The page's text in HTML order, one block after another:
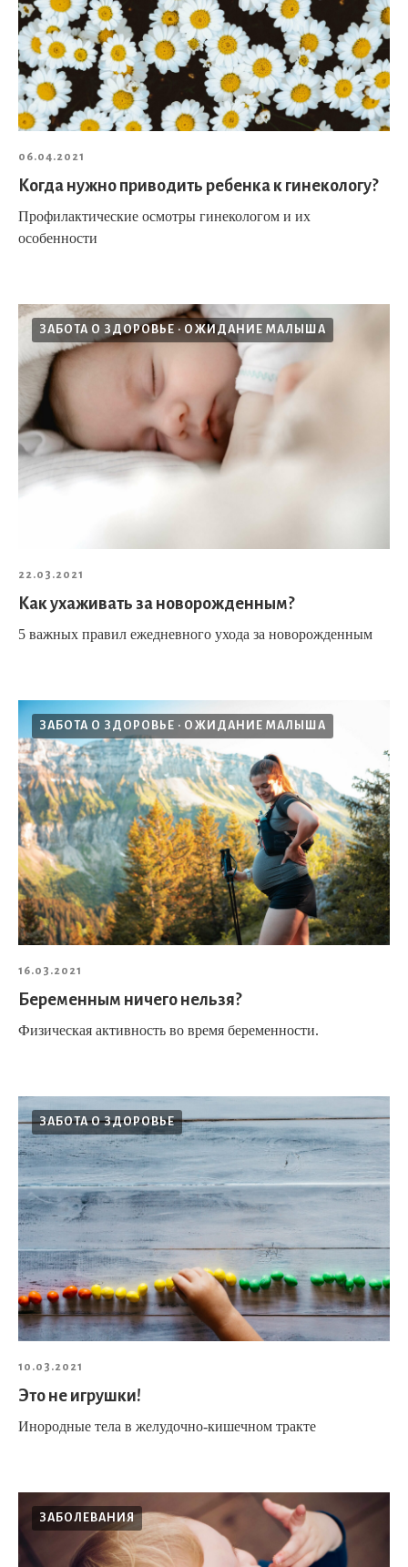
06.04.2021
Когда нужно приводить ребенка к гинекологу?
Профилактические осмотры гинекологом и их
особенности
ЗАБОТА О ЗДОРОВЬЕ ОЖИДАНИЕ МАЛЫША
22.03.2021
Как ухаживать за новорожденным?
5 важных правил ежедневного ухода за новорожденным
ЗАБОТА О ЗДОРОВЬЕ ОЖИДАНИЕ МАЛЫША
16.03.2021
Беременным ничего нельзя?
Физическая активность во время беременности. ⠀
ЗАБОТА О ЗДОРОВЬЕ
10.03.2021
Это не игрушки!
Инородные тела в желудочно-кишечном тракте
ЗАБОЛЕВАНИЯ